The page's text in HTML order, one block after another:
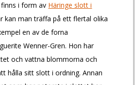
i form av Häringe slott i
kan man träffa på ett flertal olika
en av de forna
Wenner-Gren. Hon har
och vattna blommorna och
hålla sitt slott i ordning. Annan